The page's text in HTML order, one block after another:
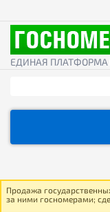
ЕДИНАЯ ПЛАТФОРМА
Продажа
за ними госномерами;